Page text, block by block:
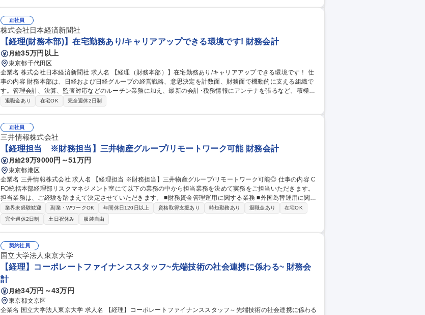
ータの確認、関連資料の作成など■資料作成：経営層向け資料、会議資料、社内報告資料などの作成補助 募集職種
【経理】外資系総合家電メーカー/フレックス制/中国語/契約社員(正社員登用有)
正社員
株式会社日本経済新聞社
【経理(財務本部)】在宅勤務あり/キャリアアップできる環境です! 財務会計
月給35万円以上
東京都千代田区
企業名 株式会社日本経済新聞社 求人名 【経理（財務本部）】在宅勤務あり/キャリアアップできる環境です！ 仕
事の内容 財務本部は、日経および日経グループの経営戦略、意思決定を計数面、財務面で機動的に支える組織で
す。管理会計、決算、監査対応などのルーチン業務に加え、最新の会計･税務情報にアンテナを張るなど、積極的
に 学ぶ姿勢も重要です。着実・丁寧に仕事に取り組み、部内や事業を行う現場と円滑に仕事を進めることができ
繰り、資金調達･運用、支払･入金管理業務 募集職種 【経理（財務本部）】在宅勤務あり/キャリアアップできる環
境です！
退職金あり 在宅OK 完全週休2日制
正社員
三井情報株式会社
【経理担当 ※財務担当】三井物産グループ/リモートワーク可能 財務会計
月給29万9000円～51万円
東京都港区
企業名 三井情報株式会社 求人名 【経理担当 ※財務担当】三井物産グループ/リモートワーク可能◎ 仕事の内容 C
FO統括本部経理部リスクマネジメント室にて以下の業務の中から担当業務を決めて実務をご担当いただきます。
担当業務は、ご経験を踏まえて決定させていただきます。 ■財務資金管理運用に関する業務 ■外国為替運用に関す
る業務 ■与信管理運用に関する業務 ■業務効率化・業務改善の立案、実行 【プロジェクト例】 ■業務プロセスの改
善と推進 募集職種 【経理担当 ※財務担当】三井物産グループ/リモートワーク可能◎
業界未経験歓迎 副業・WワークOK 年間休日120日以上 資格取得支援あり 時短勤務あり 退職金あり
在宅OK
完全週休2日制
土日祝休み 服装自由
契約社員
国立大学法人東京大学
【経理】コーポレートファイナンススタッフ~先端技術の社会連携に係わる~ 財務会
計
月給34万円～43万円
東京都文京区
企業名 国立大学法人東京大学 求人名 【経理】コーポレートファイナンススタッフ～先端技術の社会連携に係わる